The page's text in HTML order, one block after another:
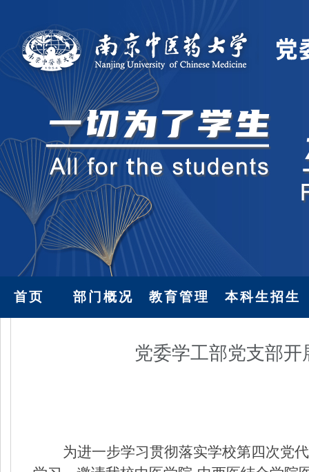
首页 部门概况 教育管理 本科生招生
党委学工部党支部
为进一步学习贯彻落实学校第四次党